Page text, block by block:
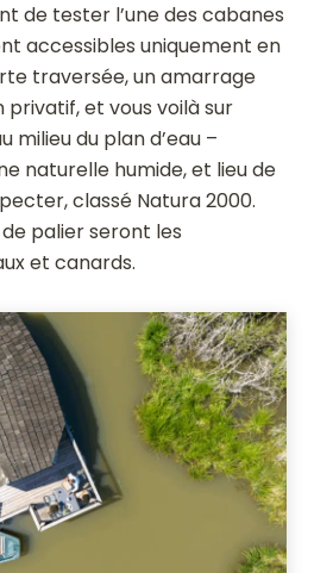
de tester l’une des cabanes
accessibles uniquement en
traversée, un amarrage
et vous voilà sur
milieu du plan d’eau –
naturelle humide, et lieu de
classé Natura 2000.
de palier seront les
et canards.